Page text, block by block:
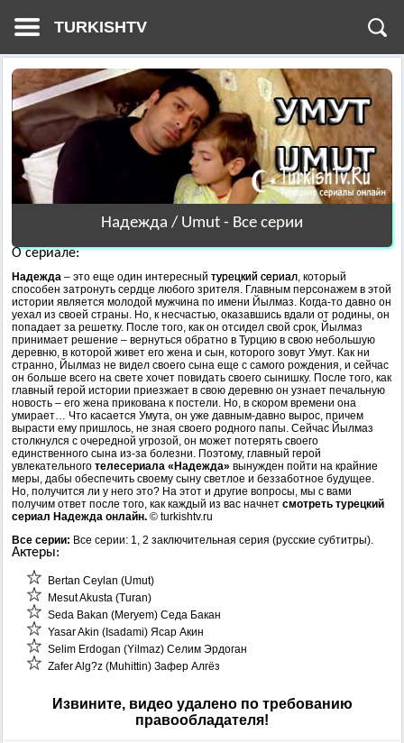
TURKISHTV
Надежда / Umut - Все серии
О сериале:
Надежда – это еще один интересный турецкий сериал, который
способен затронуть сердце любого зрителя. Главным персонажем в этой
истории является молодой мужчина по имени Йылмаз. Когда-то давно он
уехал из своей страны. Но, к несчастью, оказавшись вдали от родины, он
попадает за решетку. После того, как он отсидел свой срок, Йылмаз
принимает решение – вернуться обратно в Турцию в свою небольшую
деревню, в которой живет его жена и сын, которого зовут Умут. Как ни
странно, Йылмаз не видел своего сына еще с самого рождения, и сейчас
он больше всего на свете хочет повидать своего сынишку. После того, как
главный герой истории приезжает в свою деревню он узнает печальную
новость – его жена прикована к постели. Но, в скором времени она
умирает… Что касается Умута, он уже давным-давно вырос, причем
вырасти ему пришлось, не зная своего родного папы. Сейчас Йылмаз
столкнулся с очередной угрозой, он может потерять своего
единственного сына из-за болезни. Поэтому, главный герой
увлекательного телесериала «Надежда» вынужден пойти на крайние
меры, дабы обеспечить своему сыну светлое и беззаботное будущее.
Но, получится ли у него это? На этот и другие вопросы, мы с вами
получим ответ после того, как каждый из вас начнет смотреть турецкий
сериал Надежда онлайн. © turkishtv.ru
Все серии: Все серии: 1, 2 заключительная серия (русские субтитры).
Актеры:
Bertan Ceylan (Umut)
Mesut Akusta (Turan)
Seda Bakan (Meryem) Седа Бакан
Yasar Akin (Isadami) Ясар Акин
Selim Erdogan (Yilmaz) Селим Эрдоган
Zafer Alg?z (Muhittin) Зафер Алгёз
Извините, видео удалено по требованию
правообладателя!